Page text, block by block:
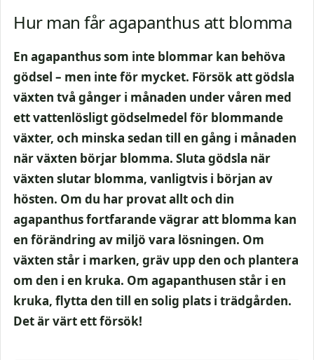
Hur man får agapanthus att blomma
En agapanthus som inte blommar kan behöva
gödsel – men inte för mycket. Försök att gödsla
växten två gånger i månaden under våren med
ett vattenlösligt gödselmedel för blommande
växter, och minska sedan till en gång i månaden
när växten börjar blomma. Sluta gödsla när
växten slutar blomma, vanligtvis i början av
hösten. Om du har provat allt och din
agapanthus fortfarande vägrar att blomma kan
en förändring av miljö vara lösningen. Om
växten står i marken, gräv upp den och plantera
om den i en kruka. Om agapanthusen står i en
kruka, flytta den till en solig plats i trädgården.
Det är värt ett försök!